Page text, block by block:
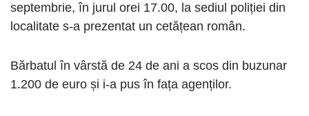
septembrie, în jurul orei 17.00, la sediul poliției din
localitate s-a prezentat un cetățean român.
Bărbatul în vârstă de 24 de ani a scos din buzunar
1.200 de euro și i-a pus în fața agenților.